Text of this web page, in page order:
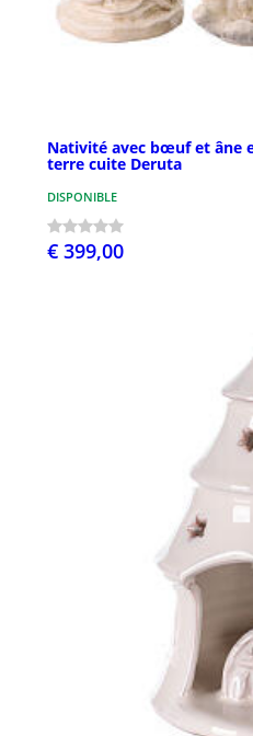
Nativité avec bœuf et âne
terre cuite Deruta
DISPONIBLE
€ 399,00